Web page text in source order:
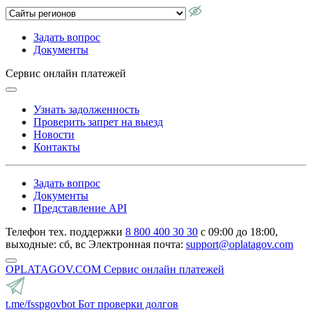
Задать вопрос
Документы
Сервис онлайн платежей
Узнать задолженность
Проверить запрет на выезд
Новости
Контакты
Задать вопрос
Документы
Представление API
Телефон тех. поддержки 8 800 400 30 30 с 09:00 до 18:00,
выходные: сб, вс Электронная почта: support@oplatagov.com
OPLATAGOV.COM Сервис онлайн платежей
t.me/fsspgovbot Бот проверки долгов